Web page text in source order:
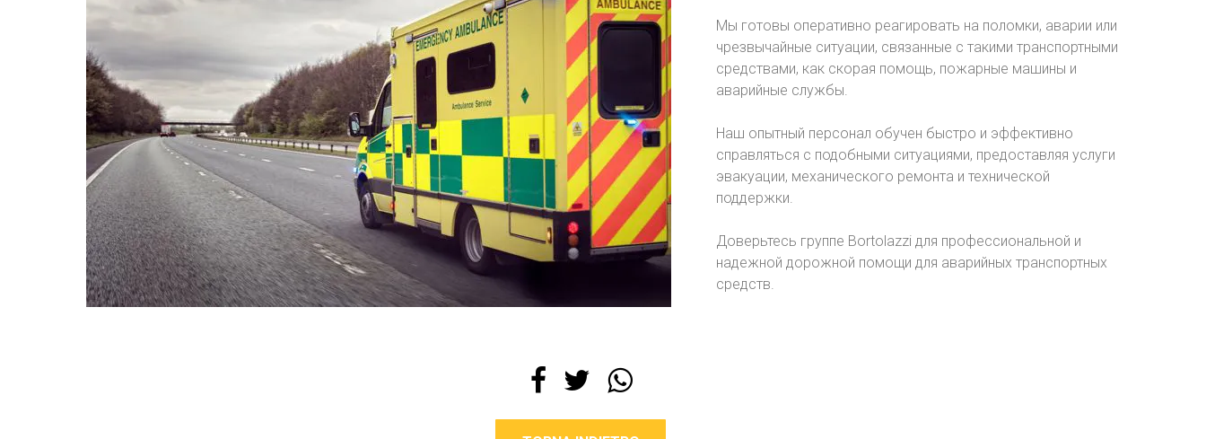
Мы готовы оперативно реагировать на поломки, аварии или
чрезвычайные ситуации, связанные с такими транспортными
средствами, как скорая помощь, пожарные машины и
аварийные службы.
Наш опытный персонал обучен быстро и эффективно
справляться с подобными ситуациями, предоставляя услуги
эвакуации, механического ремонта и технической
поддержки.
Доверьтесь группе Bortolazzi для профессиональной и
надежной дорожной помощи для аварийных транспортных
средств.